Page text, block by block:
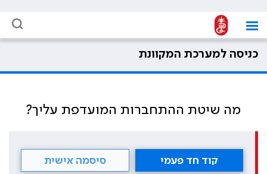
כניסה למערכת המקוונת
מה שיטת ההתחברות המועדפת עליך?
קוד חד פעמי סיסמה אישית